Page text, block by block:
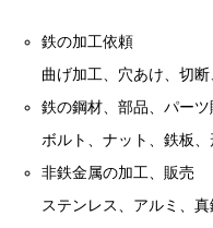
鉄の加工依頼
曲げ加工、穴あけ、切
鉄の鋼材、部品、パーツ
ボルト、ナット、鉄板
非鉄金属の加工、販売
ステンレス、アルミ、